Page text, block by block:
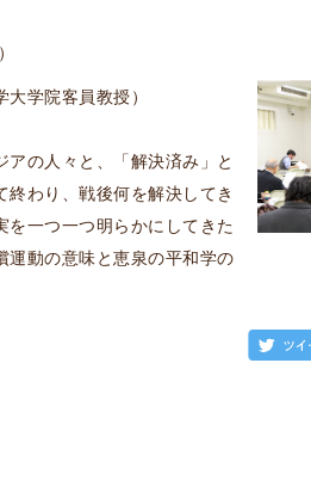
学院客員教授）
の人々と、「解決済み」と
わり、戦後何を解決してき
一つ一つ明らかにしてきた
運動の意味と恵泉の平和学の